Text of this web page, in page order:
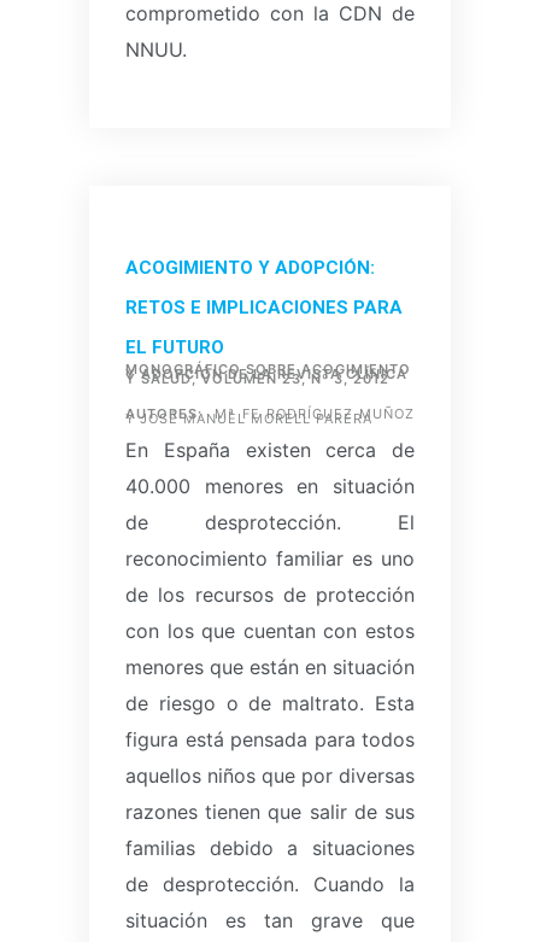
comprometido con la CDN de
NNUU.
ACOGIMIENTO Y ADOPCIÓN:
RETOS E IMPLICACIONES PARA
EL FUTURO
MONOGRÁFICO SOBRE ACOGIMIENTO
Y ADOPCIÓN DE LA REVISTA CLÍNICA
Y SALUD, VOLUMEN 23, Nº 3, 2012
AUTORES:Mª FE RODRÍGUEZ MUÑOZ
Y JOSÉ MANUEL MORELL PARERA
En España existen cerca de
40.000 menores en situación
de desprotección. El
reconocimiento familiar es uno
de los recursos de protección
con los que cuentan con estos
menores que están en situación
de riesgo o de maltrato. Esta
figura está pensada para todos
aquellos niños que por diversas
razones tienen que salir de sus
familias debido a situaciones
de desprotección. Cuando la
situación es tan grave que